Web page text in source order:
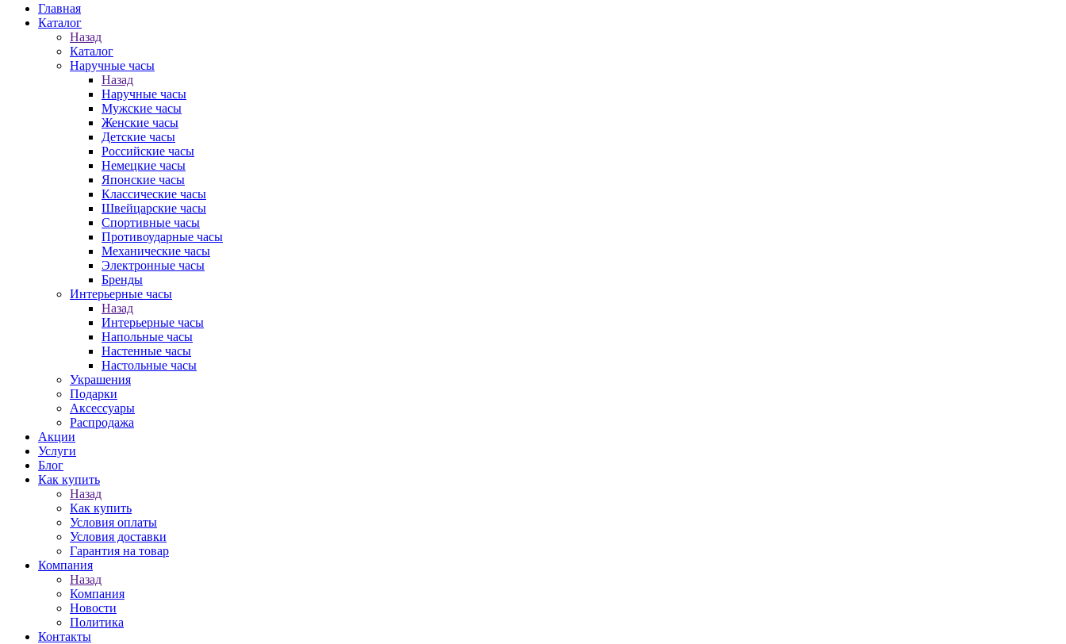
Главная
Каталог
Назад
Каталог
Наручные часы
Назад
Наручные часы
Мужские часы
Женские часы
Детские часы
Российские часы
Немецкие часы
Японские часы
Классические часы
Швейцарские часы
Спортивные часы
Противоударные часы
Механические часы
Электронные часы
Бренды
Интерьерные часы
Назад
Интерьерные часы
Напольные часы
Настенные часы
Настольные часы
Украшения
Подарки
Аксессуары
Распродажа
Акции
Услуги
Блог
Как купить
Назад
Как купить
Условия оплаты
Условия доставки
Гарантия на товар
Компания
Назад
Компания
Новости
Политика
Контакты